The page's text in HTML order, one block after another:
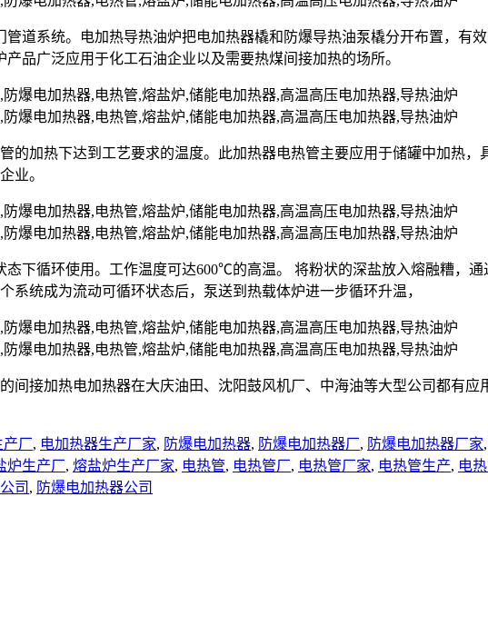
道系统。电加热导热油炉把电加热器橇和防爆导热油泵橇分开布置，有
品广泛应用于化工石油企业以及需要热煤间接加热的场所。
的加热下达到工艺要求的温度。此加热器电热管主要应用于储罐中加热
业。
下循环使用。工作温度可达600℃的高温。 将粉状的深盐放入熔融糟，
统成为流动可循环状态后，泵送到热载体炉进一步循环升温，
间接加热电加热器在大庆油田、沈阳鼓风机厂、中海油等大型公司都有
产厂, 电加热器生产厂家, 防爆电加热器, 防爆电加热器厂, 防爆电加热器厂家,
炉生产厂, 熔盐炉生产厂家, 电热管, 电热管厂, 电热管厂家, 电热管生产, 电
司 , 防爆电加热器公司